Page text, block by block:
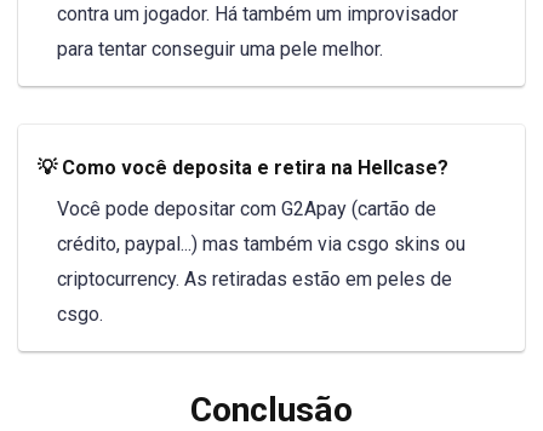
contra um jogador. Há também um improvisador
para tentar conseguir uma pele melhor.
💡 Como você deposita e retira na Hellcase?
Você pode depositar com G2Apay (cartão de
crédito, paypal...) mas também via csgo skins ou
criptocurrency. As retiradas estão em peles de
csgo.
Conclusão